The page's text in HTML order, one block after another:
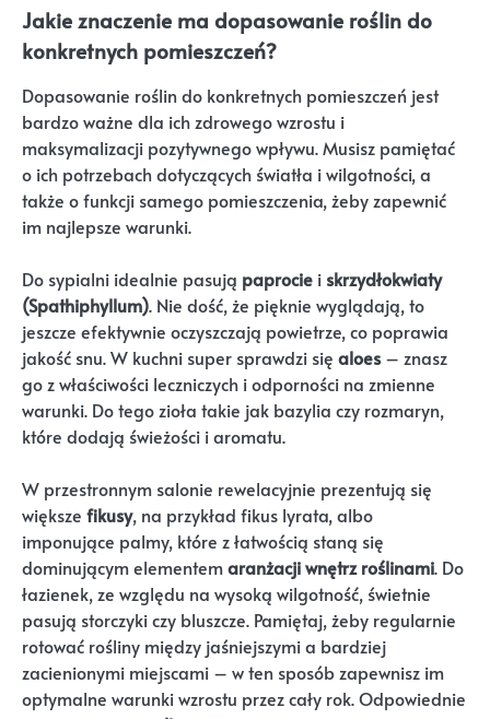
Jakie znaczenie ma dopasowanie roślin do
konkretnych pomieszczeń?
Dopasowanie roślin do konkretnych pomieszczeń jest
bardzo ważne dla ich zdrowego wzrostu i
maksymalizacji pozytywnego wpływu. Musisz pamiętać
o ich potrzebach dotyczących światła i wilgotności, a
także o funkcji samego pomieszczenia, żeby zapewnić
im najlepsze warunki.
Do sypialni idealnie pasują paprocie i skrzydłokwiaty
(Spathiphyllum). Nie dość, że pięknie wyglądają, to
jeszcze efektywnie oczyszczają powietrze, co poprawia
jakość snu. W kuchni super sprawdzi się aloes– znasz
go z właściwości leczniczych i odporności na zmienne
warunki. Do tego zioła takie jak bazylia czy rozmaryn,
które dodają świeżości i aromatu.
W przestronnym salonie rewelacyjnie prezentują się
większe fikusy, na przykład fikus lyrata, albo
imponujące palmy, które z łatwością staną się
dominującym elementemaranżacji wnętrz roślinami. Do
łazienek, ze względu na wysoką wilgotność, świetnie
pasują storczyki czy bluszcze. Pamiętaj, żeby regularnie
rotować rośliny między jaśniejszymi a bardziej
zacienionymi miejscami – w ten sposób zapewnisz im
optymalne warunki wzrostu przez cały rok. Odpowiednie